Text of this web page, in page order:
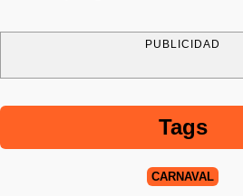
PUBLICIDAD
Tags
CARNAVAL